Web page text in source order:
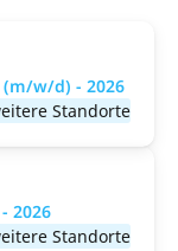
w/d) - 2026
Standorte
2026
Standorte